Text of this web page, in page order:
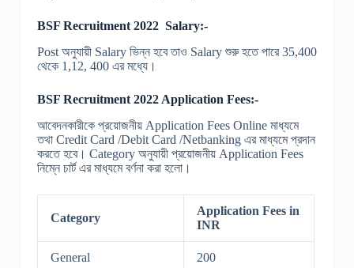
BSF Recruitment 2022 Salary:-
Post অনুযায়ী Salary ভিন্ন হবে তাও Salary শুরু হতে পারে 35,400
থেকে 1,12, 400 এর মধ্যে।
BSF Recruitment 2022 Application Fees:-
আবেদনকারীকে প্রয়োজনীয় Application Fees Online মাধ্যমে
তথা Credit Card /Debit Card /Netbanking এর মাধ্যমে প্রদান
করতে হবে। Category অনুযায়ী প্রয়োজনীয় Application Fees
নিম্নে চার্ট এর মাধ্যমে বর্ণনা করা হলো।
Category
Application Fees in
INR
General 200